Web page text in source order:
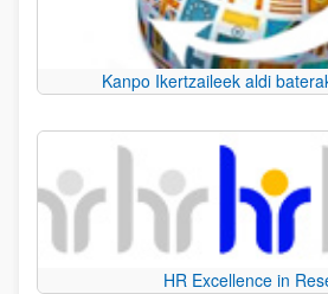
Kanpo Ikertzaileek aldi
HR Excellence in